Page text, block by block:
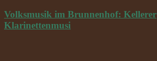
Volksmusik im Brunnenhof: Kellerer
Klarinettenmusi